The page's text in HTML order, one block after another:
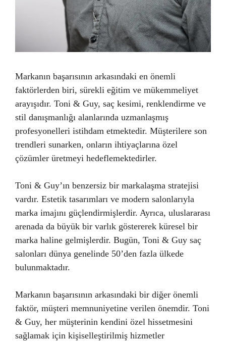
Markanın başarısının arkasındaki en önemli
faktörlerden biri, sürekli eğitim ve mükemmeliyet
arayışıdır. Toni & Guy, saç kesimi, renklendirme ve
stil danışmanlığı alanlarında uzmanlaşmış
profesyonelleri istihdam etmektedir. Müşterilere son
trendleri sunarken, onların ihtiyaçlarına özel
çözümler üretmeyi hedeflemektedirler.
Toni & Guy’ın benzersiz bir markalaşma stratejisi
vardır. Estetik tasarımları ve modern salonlarıyla
marka imajını güçlendirmişlerdir. Ayrıca, uluslararası
arenada da büyük bir varlık göstererek küresel bir
marka haline gelmişlerdir. Bugün, Toni & Guy saç
salonları dünya genelinde 50’den fazla ülkede
bulunmaktadır.
Markanın başarısının arkasındaki bir diğer önemli
faktör, müşteri memnuniyetine verilen önemdir. Toni
& Guy, her müşterinin kendini özel hissetmesini
sağlamak için kişiselleştirilmiş hizmetler